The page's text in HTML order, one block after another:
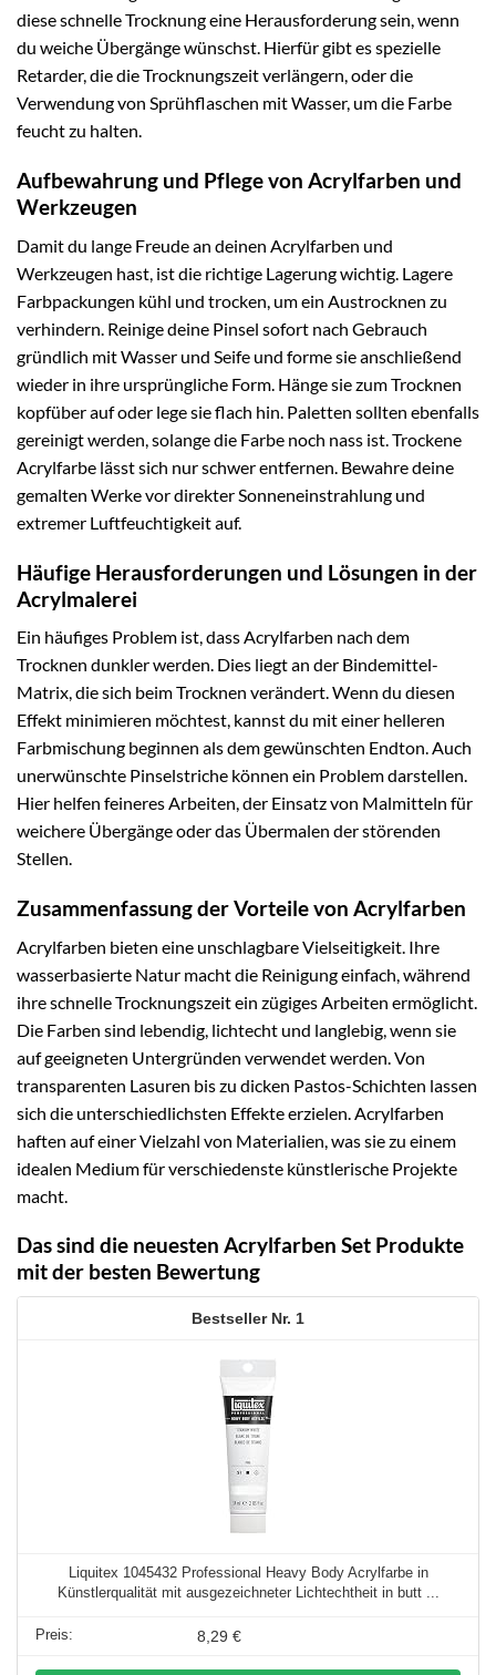
diese schnelle Trocknung eine Herausforderung sein, wenn
du weiche Übergänge wünschst. Hierfür gibt es spezielle
Retarder, die die Trocknungszeit verlängern, oder die
Verwendung von Sprühflaschen mit Wasser, um die Farbe
feucht zu halten.
Aufbewahrung und Pflege von Acrylfarben und
Werkzeugen
Damit du lange Freude an deinen Acrylfarben und
Werkzeugen hast, ist die richtige Lagerung wichtig. Lagere
Farbpackungen kühl und trocken, um ein Austrocknen zu
verhindern. Reinige deine Pinsel sofort nach Gebrauch
gründlich mit Wasser und Seife und forme sie anschließend
wieder in ihre ursprüngliche Form. Hänge sie zum Trocknen
kopfüber auf oder lege sie flach hin. Paletten sollten ebenfalls
gereinigt werden, solange die Farbe noch nass ist. Trockene
Acrylfarbe lässt sich nur schwer entfernen. Bewahre deine
gemalten Werke vor direkter Sonneneinstrahlung und
extremer Luftfeuchtigkeit auf.
Häufige Herausforderungen und Lösungen in der
Acrylmalerei
Ein häufiges Problem ist, dass Acrylfarben nach dem
Trocknen dunkler werden. Dies liegt an der Bindemittel-
Matrix, die sich beim Trocknen verändert. Wenn du diesen
Effekt minimieren möchtest, kannst du mit einer helleren
Farbmischung beginnen als dem gewünschten Endton. Auch
unerwünschte Pinselstriche können ein Problem darstellen.
Hier helfen feineres Arbeiten, der Einsatz von Malmitteln für
weichere Übergänge oder das Übermalen der störenden
Stellen.
Zusammenfassung der Vorteile von Acrylfarben
Acrylfarben bieten eine unschlagbare Vielseitigkeit. Ihre
wasserbasierte Natur macht die Reinigung einfach, während
ihre schnelle Trocknungszeit ein zügiges Arbeiten ermöglicht.
Die Farben sind lebendig, lichtecht und langlebig, wenn sie
auf geeigneten Untergründen verwendet werden. Von
transparenten Lasuren bis zu dicken Pastos-Schichten lassen
sich die unterschiedlichsten Effekte erzielen. Acrylfarben
haften auf einer Vielzahl von Materialien, was sie zu einem
idealen Medium für verschiedenste künstlerische Projekte
macht.
Das sind die neuesten Acrylfarben Set Produkte
mit der besten Bewertung
1
Liquitex 1045432 Professional Heavy Body Acrylfarbe in
Künstlerqualität mit ausgezeichneter Lichtechtheit in butt ...
8,29 €